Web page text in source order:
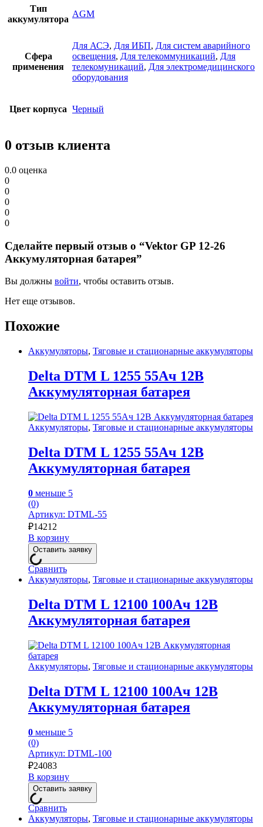
Тип
аккумулятора
AGM
Сфера
применения
Для АСЭ, Для ИБП, Для систем аварийного
освещения, Для телекоммуникаций, Для
телекомуникаций, Для электромедицинского
оборудования
Цвет корпуса Черный
0 отзыв клиента
0.0 оценка
0
0
0
0
0
Сделайте первый отзыв о “Vektor GP 12-26
Аккумуляторная батарея”
Вы должны войти, чтобы оставить отзыв.
Нет еще отзывов.
Похожие
Аккумуляторы, Тяговые и стационарные аккумуляторы
Delta DTM L 1255 55Ач 12В
Аккумуляторная батарея
Аккумуляторы, Тяговые и стационарные аккумуляторы
Delta DTM L 1255 55Ач 12В
Аккумуляторная батарея
0 меньше 5
(0)
Артикул: DTML-55
₽14212
В корзину
Оставить заявку
Сравнить
Аккумуляторы, Тяговые и стационарные аккумуляторы
Delta DTM L 12100 100Ач 12В
Аккумуляторная батарея
Аккумуляторы, Тяговые и стационарные аккумуляторы
Delta DTM L 12100 100Ач 12В
Аккумуляторная батарея
0 меньше 5
(0)
Артикул: DTML-100
₽24083
В корзину
Оставить заявку
Сравнить
Аккумуляторы, Тяговые и стационарные аккумуляторы